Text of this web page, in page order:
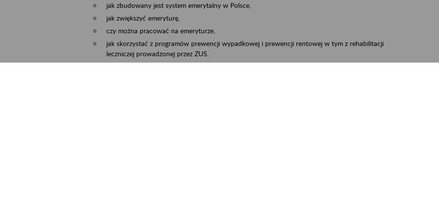
jak zbudowany jest system emerytalny w Polsce,
jak zwiększyć emeryturę,
czy można pracować na emeryturze,
jak skorzystać z programów prewencji wypadkowej i prewencji rentowej w tym z rehabilitacji
leczniczej prowadzonej przez ZUS.